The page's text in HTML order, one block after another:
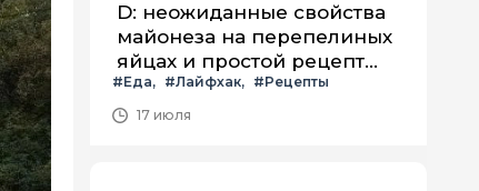
D: неожиданные свойства
майонеза на перепелиных
яйцах и простой рецепт
летнего салата с ним
#Еда #Лайфхак
#Рецепты
17 июля